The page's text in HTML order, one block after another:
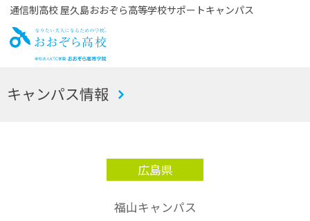
通信制高校 屋久島おおぞら高等学校サポートキャンパス
お
キャンパス情報
広島県
福山キャンパス